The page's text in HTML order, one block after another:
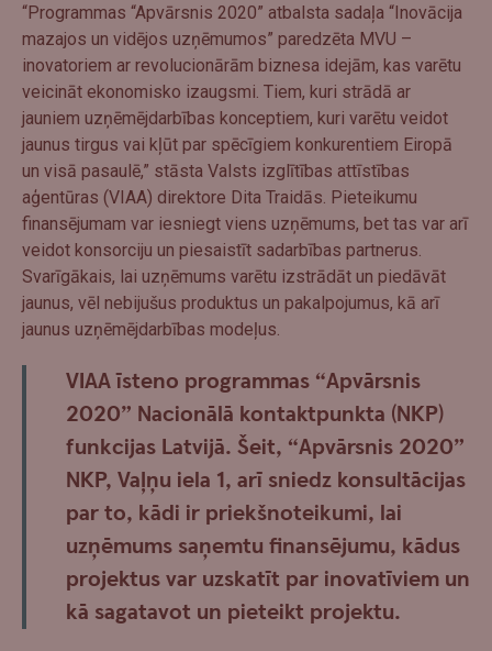
“Programmas “Apvārsnis 2020” atbalsta sadaļa “Inovācija
mazajos un vidējos uzņēmumos” paredzēta MVU –
inovatoriem ar revolucionārām biznesa idejām, kas varētu
veicināt ekonomisko izaugsmi. Tiem, kuri strādā ar
jauniem uzņēmējdarbības konceptiem, kuri varētu veidot
jaunus tirgus vai kļūt par spēcīgiem konkurentiem Eiropā
un visā pasaulē,” stāsta Valsts izglītības attīstības
aģentūras (VIAA) direktore Dita Traidās. Pieteikumu
finansējumam var iesniegt viens uzņēmums, bet tas var arī
veidot konsorciju un piesaistīt sadarbības partnerus.
Svarīgākais, lai uzņēmums varētu izstrādāt un piedāvāt
jaunus, vēl nebijušus produktus un pakalpojumus, kā arī
jaunus uzņēmējdarbības modeļus.
VIAA īsteno programmas “Apvārsnis
2020” Nacionālā kontaktpunkta (NKP)
funkcijas Latvijā. Šeit, “Apvārsnis 2020”
NKP, Vaļņu iela 1, arī sniedz konsultācijas
par to, kādi ir priekšnoteikumi, lai
uzņēmums saņemtu finansējumu, kādus
projektus var uzskatīt par inovatīviem un
kā sagatavot un pieteikt projektu.